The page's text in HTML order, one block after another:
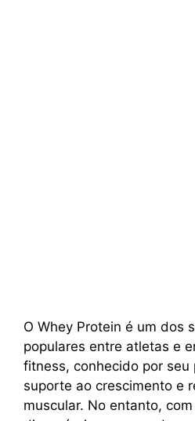
O Whey Protein é um dos
populares entre atletas e
fitness, conhecido por seu
suporte ao crescimento e
muscular. No entanto,